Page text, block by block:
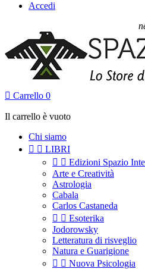
Accedi
 Carrello 0
Il carrello è vuoto
Chi siamo
  LIBRI
  Edizioni Spazio
Arte e Creatività
Astrologia
Cabala
Carlos Castaneda
  Esoterika
Jodorowsky
Letteratura di risveglio
Natura e Guarigione
  Nuova Psicologia